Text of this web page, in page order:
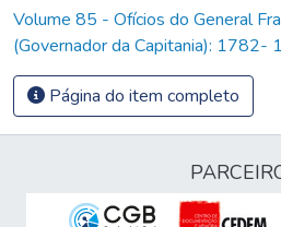
Volume 85 - Ofícios do General
(Governador da Capitania): 1782-
Página do item completo